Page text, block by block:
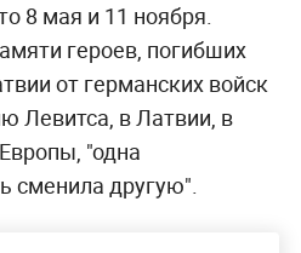
8 мая и 11 ноября.
героев, погибших
от германских войск
Левитса, в Латвии, в
"одна
сменила другую".